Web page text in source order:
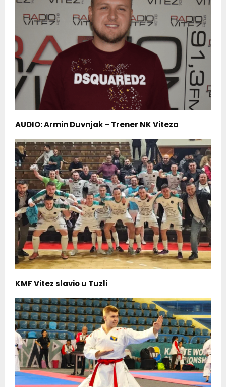
AUDIO: Armin Duvnjak – Trener NK Viteza
KMF Vitez slavio u Tuzli